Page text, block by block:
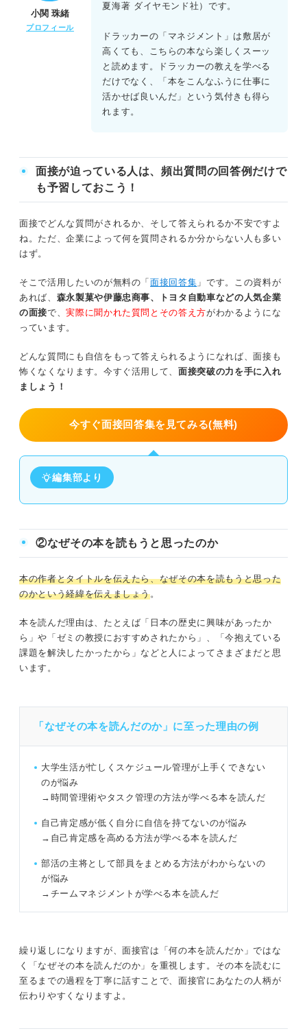
小関 珠緒
プロフィール
夏海著 ダイヤモンド社）です。
ドラッカーの「マネジメント」は敷居が
高くても、こちらの本なら楽しくスーッ
と読めます。ドラッカーの教えを学べる
だけでなく、「本をこんなふうに仕事に
活かせば良いんだ」という気付きも得ら
れます。
面接が迫っている人は、頻出質問の回答例だけで
も予習しておこう！
面接でどんな質問がされるか、そして答えられるか不安ですよ
ね。ただ、企業によって何を質問されるか分からない人も多い
はず。
そこで活用したいのが無料の「面接回答集 」です。この資料が
あれば、 森永製菓や伊藤忠商事、トヨタ自動車などの人気企業
の面接で、実際に聞かれた質問とその答え方がわかるようにな
っています。
どんな質問にも自信をもって答えられるようになれば、面接も
怖くなくなります。今すぐ活用して、面接突破の力を手に入れ
ましょう！
今すぐ面接回答集を見てみる(無料)
編集部より
②なぜその本を読もうと思ったのか
本の作者とタイトルを伝えたら、なぜその本を読もうと思った
のかという経緯を伝えましょう。
本を読んだ理由は、たとえば「日本の歴史に興味があったか
ら」や「ゼミの教授におすすめされたから」、「今抱えている
課題を解決したかったから」などと人によってさまざまだと思
います。
「なぜその本を読んだのか」に至った理由の例
大学生活が忙しくスケジュール管理が上手くできない
のが悩み
→時間管理術やタスク管理の方法が学べる本を読んだ
自己肯定感が低く自分に自信を持てないのが悩み
→自己肯定感を高める方法が学べる本を読んだ
部活の主将として部員をまとめる方法がわからないの
が悩み
→チームマネジメントが学べる本を読んだ
繰り返しになりますが、面接官は「何の本を読んだか」ではな
く「なぜその本を読んだのか」を重視します。その本を読むに
至るまでの過程を丁寧に話すことで、面接官にあなたの人柄が
伝わりやすくなりますよ。